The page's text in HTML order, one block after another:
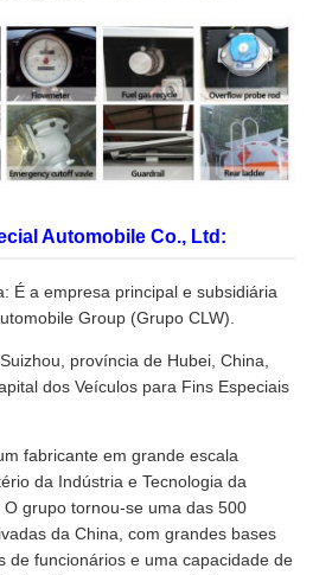
Automobile Co., Ltd:
É a empresa principal e subsidiária
Group (Grupo CLW).
província de Hubei, China,
dos Veículos para Fins Especiais
fabricante em grande escala
da Indústria e Tecnologia da
grupo tornou-se uma das 500
da China, com grandes bases
de funcionários e uma capacidade de